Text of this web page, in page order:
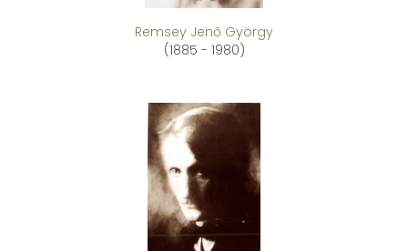
Remsey Jenő György
(1885 - 1980)